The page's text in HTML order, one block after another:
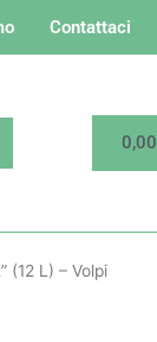
Contattaci
0,00
(12 L) – Volpi